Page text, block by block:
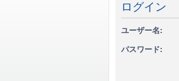
ログイン
ユーザー名:
パスワード: